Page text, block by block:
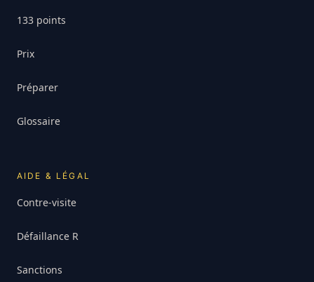
133 points
Prix
Préparer
Glossaire
AIDE & LÉGAL
Contre-visite
Défaillance R
Sanctions